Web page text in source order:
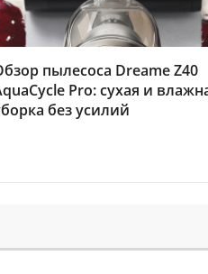
пылесоса Dreame Z40
Pro: сухая и
без усилий